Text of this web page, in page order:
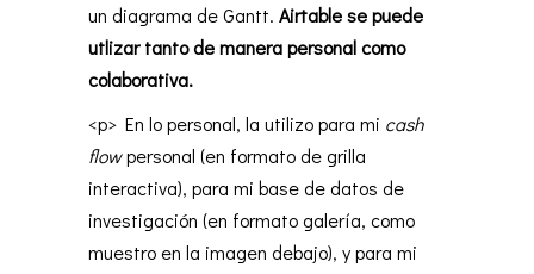
un diagrama de Gantt. Airtable se puede
utlizar tanto de manera personal como
colaborativa.
<p> En lo personal, la utilizo para mi cash
flowpersonal (en formato de grilla
interactiva), para mi base de datos de
investigación (en formato galería, como
muestro en la imagen debajo), y para mi